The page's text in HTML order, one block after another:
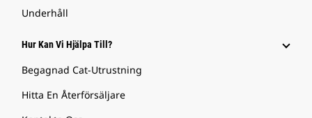
Underhåll
Hur Kan Vi Hjälpa Till?
Begagnad Cat-Utrustning
Hitta En Återförsäljare